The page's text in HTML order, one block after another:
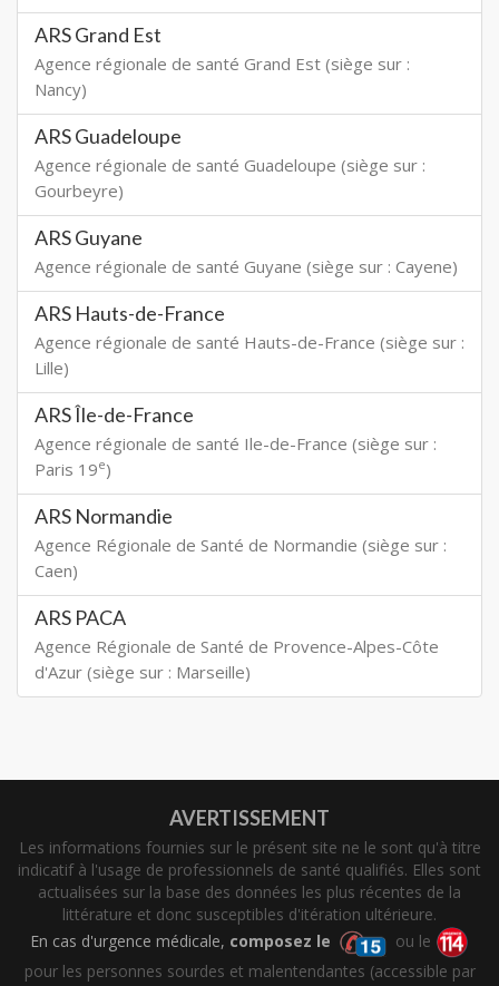
ARS Grand Est
Agence régionale de santé Grand Est (siège sur :
Nancy)
ARS Guadeloupe
Agence régionale de santé Guadeloupe (siège sur :
Gourbeyre)
ARS Guyane
Agence régionale de santé Guyane (siège sur : Cayene)
ARS Hauts-de-France
Agence régionale de santé Hauts-de-France (siège sur :
Lille)
ARS Île-de-France
Agence régionale de santé Ile-de-France (siège sur :
Paris 19e)
ARS Normandie
Agence Régionale de Santé de Normandie (siège sur :
Caen)
ARS PACA
Agence Régionale de Santé de Provence-Alpes-Côte
d'Azur (siège sur : Marseille)
AVERTISSEMENT
Les informations fournies sur le présent site ne le sont qu'à titre
indicatif à l'usage de professionnels de santé qualifiés. Elles sont
actualisées sur la base des données les plus récentes de la
littérature et donc susceptibles d'itération ultérieure.
En cas d'urgence médicale, composez le
ou le
pour les personnes sourdes et malentendantes (accessible par